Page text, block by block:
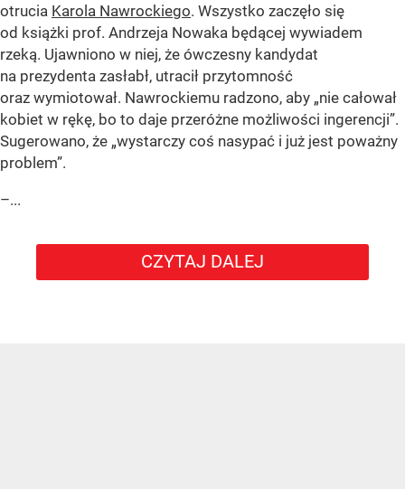
otrucia Karola Nawrockiego. Wszystko zaczęło się
od książki prof. Andrzeja Nowaka będącej wywiadem
rzeką. Ujawniono w niej, że ówczesny kandydat
na prezydenta zasłabł, utracił przytomność
oraz wymiotował. Nawrockiemu radzono, aby „nie całował
kobiet w rękę, bo to daje przeróżne możliwości ingerencji”.
Sugerowano, że „wystarczy coś nasypać i już jest poważny
problem”.
–...
CZYTAJ DALEJ